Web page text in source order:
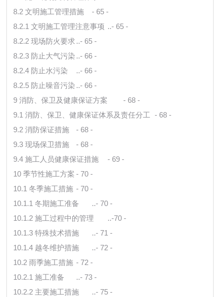
8.2 文明施工管理措施
- 65 -
8.2.1 文明施工管理注意事项 ..- 65 -
8.2.2 现场防火要求 ..- 65 -
8.2.3 防止大气污染 ..- 66 -
8.2.4 防止水污染
..- 66 -
8.2.5 防止噪音污染 ..- 66 -
9 消防、保卫及健康保证方案
- 68 -
9.1 消防、保卫、健康保证体系及责任分工
- 68 -
9.2 消防保证措施
- 68 -
9.3 现场保卫措施
- 68 -
9.4 施工人员健康保证措施
- 69 -
10 季节性施工方案 - 70 -
10.1 冬季施工措施 - 70 -
10.1.1 冬期施工准备
..- 70 -
10.1.2 施工过程中的管理
..-70 -
10.1.3 特殊技术措施
..- 71 -
10.1.4 越冬维护措施
..- 72 -
10.2 雨季施工措施 - 72 -
10.2.1 施工准备
..- 73 -
10.2.2 主要施工措施
..- 75 -